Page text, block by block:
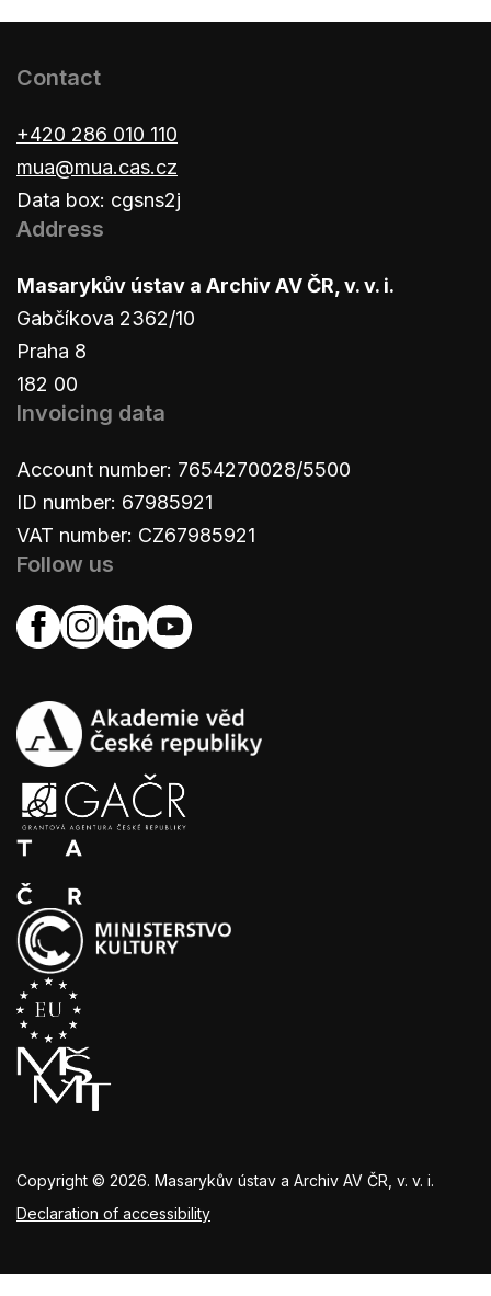
Contact
+420 286 010 110
mua@mua.cas.cz
Data box: cgsns2j
Address
Masarykův ústav a Archiv AV ČR, v. v. i.
Gabčíkova 2362/10
Praha 8
182 00
Invoicing data
Account number: 7654270028/5500
ID number: 67985921
VAT number: CZ67985921
Follow us
Copyright © 2026. Masarykův ústav a Archiv AV ČR, v. v. i.
Declaration of accessibility